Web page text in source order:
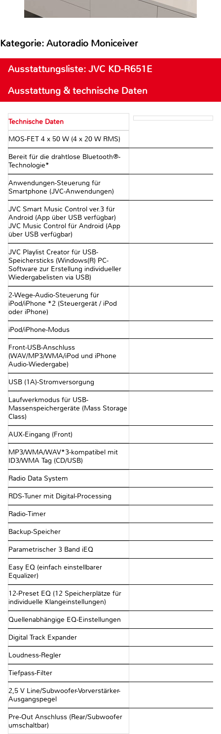
Kategorie: Autoradio Moniceiver
Ausstattungsliste: JVC KD-R651E
Ausstattung & technische Daten
Technische Daten
MOS-FET 4 x 50 W (4 x 20 W RMS)
Bereit für die drahtlose Bluetooth®-
Technologie*
Anwendungen-Steuerung für
Smartphone (JVC-Anwendungen)
JVC Smart Music Control ver.3 für
Android (App über USB verfügbar)
JVC Music Control für Android (App
über USB verfügbar)
JVC Playlist Creator für USB-
Speichersticks (Windows(R) PC-
Software zur Erstellung individueller
Wiedergabelisten via USB)
2-Wege-Audio-Steuerung für
iPod/iPhone *2 (Steuergerät / iPod
oder iPhone)
iPod/iPhone-Modus
Front-USB-Anschluss
(WAV/MP3/WMA/iPod und iPhone
Audio-Wiedergabe)
USB (1A)-Stromversorgung
Laufwerkmodus für USB-
Massenspeichergeräte (Mass Storage
Class)
AUX-Eingang (Front)
MP3/WMA/WAV*3-kompatibel mit
ID3/WMA Tag (CD/USB)
Radio Data System
RDS-Tuner mit Digital-Processing
Radio-Timer
Backup-Speicher
Parametrischer 3 Band iEQ
Easy EQ (einfach einstellbarer
Equalizer)
12-Preset EQ (12 Speicherplätze für
individuelle Klangeinstellungen)
Quellenabhängige EQ-Einstellungen
Digital Track Expander
Loudness-Regler
Tiefpass-Filter
2,5 V Line/Subwoofer-Vorverstärker-
Ausgangspegel
Pre-Out Anschluss (Rear/Subwoofer
umschaltbar)